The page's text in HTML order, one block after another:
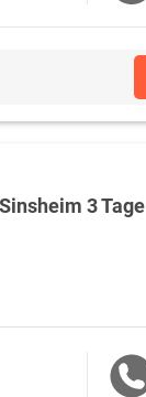
führt in ein
ausgiebige
kleinen
Eine
Weinfest bis zum
Der
Anstoßen sind
3 Tage